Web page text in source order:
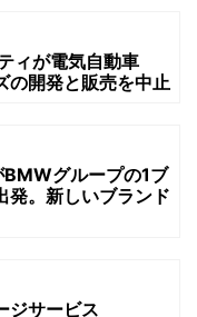
ィが電気自動車
の開発と販売を中止
グループの1ブ
発。新しいブランド
ジサービス